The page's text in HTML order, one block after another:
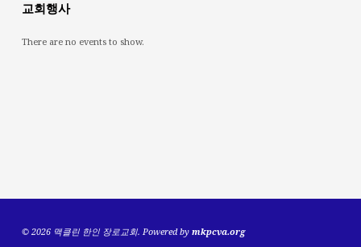
교회행사
There are no events to show.
© 2026 맥클린 한인 장로교회. Powered by mkpcva.org